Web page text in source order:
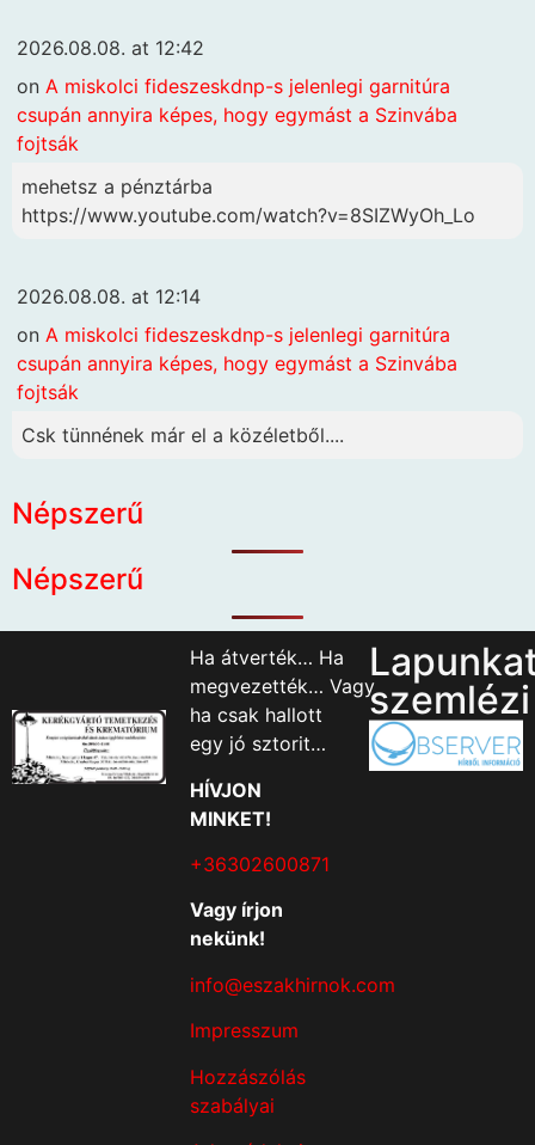
2026.08.08. at 12:42
on A miskolci fideszeskdnp-s jelenlegi garnitúra
csupán annyira képes, hogy egymást a Szinvába
fojtsák
mehetsz a pénztárba
https://www.youtube.com/watch?v=8SIZWyOh_Lo
2026.08.08. at 12:14
on A miskolci fideszeskdnp-s jelenlegi garnitúra
csupán annyira képes, hogy egymást a Szinvába
fojtsák
Csk tünnének már el a közéletből....
Népszerű
Népszerű
Ha átverték… Ha
megvezették… Vagy
ha csak hallott
egy jó sztorit…
HÍVJON
MINKET!
+36302600871
Vagy írjon
nekünk!
info@eszakhirnok.com
Impresszum
Hozzászólás
szabályai
szemlézi